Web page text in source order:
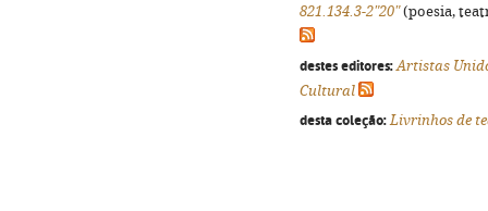
821.134.3-2"20"(poesia,
destes editores: Artistas
Cultural
desta coleção: Livrinhos de